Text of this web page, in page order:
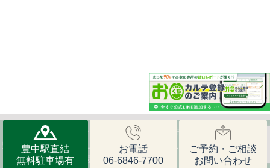
© 藤田歯科 豊中ステーションクリニック｜豊中市の歯医者なら、阪急
豊中駅から徒歩0分、土日も診療で通いやすい、丁寧で親身な治療で評
判の、藤田歯科 豊中ステーションクリニックまで
豊中駅直結
無料駐車場有
お電話
06-6846-7700
ご予約・ご相談
お問い合わせ